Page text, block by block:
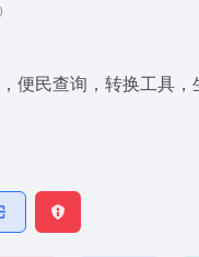
便民查询，转换工具，